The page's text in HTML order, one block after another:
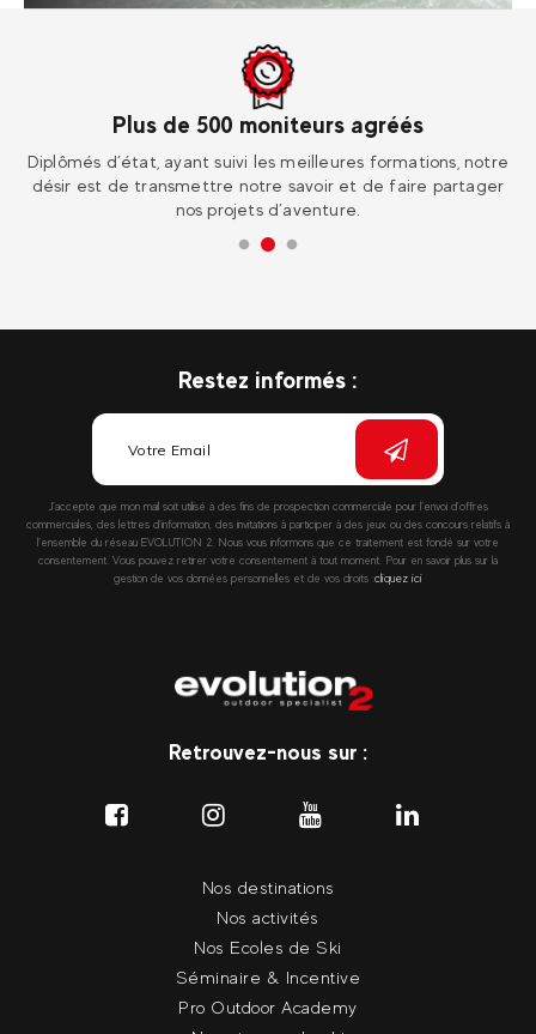
Plus de 500 moniteurs agréés
Diplômés d’état, ayant suivi les meilleures formations, notre
désir est de transmettre notre savoir et de faire partager
nos projets d’aventure.
Restez informés :
J’accepte que mon mail soit utilisé à des fins de prospection commerciale pour l’envoi d’offres
commerciales, des lettres d’information, des invitations à participer à des jeux ou des concours relatifs à
l’ensemble du réseau EVOLUTION 2. Nous vous informons que ce traitement est fondé sur votre
consentement. Vous pouvez retirer votre consentement à tout moment. Pour en savoir plus sur la
gestion de vos données personnelles et de vos droits :cliquez ici
Retrouvez-nous sur :
Nos destinations
Nos activités
Nos Ecoles de Ski
Séminaire & Incentive
Pro Outdoor Academy